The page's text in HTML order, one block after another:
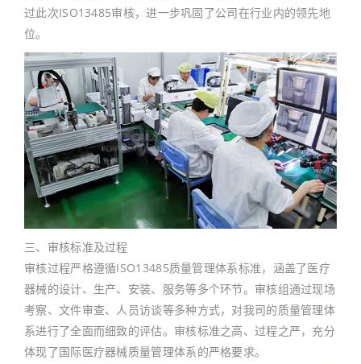
过此次ISO13485审核，进一步巩固了公司在行业内的领先地
位。
三、审核标准及过程
审核过程严格遵循ISO13485质量管理体系标准，涵盖了医疗
器械的设计、生产、安装、服务等多个环节。审核组通过现场
考察、文件审查、人员访谈等多种方式，对我司的质量管理体
系进行了全面而细致的评估。审核标准之高、过程之严，充分
体现了国际医疗器械质量管理体系的严格要求。